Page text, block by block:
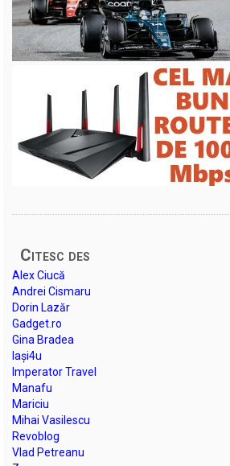
Citesc des
Alex Ciucă
Andrei Cismaru
Dorin Lazăr
Gadget.ro
Gina Bradea
Iași4u
Imperator Travel
Manafu
Mariciu
Mihai Vasilescu
Revoblog
Vlad Petreanu